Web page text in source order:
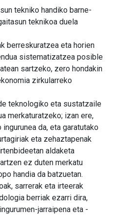
tekniko handiko barne-
teknikoa duela
berreskuratzea eta horien
sistematizatzea posible
sartzeko, zero hondakin
zirkularreko
teknologiko eta sustatzaile
merkaturatzeko; izan ere,
da, eta garatutako
eta zehaztapenak
aldaketa
ez duten merkatu
handia da batzuetan.
sarrerak eta irteerak
berriak ezarri dira,
jarraipena eta -